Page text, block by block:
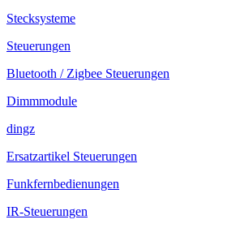
Stecksysteme
Steuerungen
Bluetooth / Zigbee Steuerungen
Dimmmodule
dingz
Ersatzartikel Steuerungen
Funkfernbedienungen
IR-Steuerungen